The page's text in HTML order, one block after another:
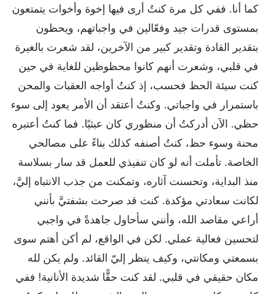
كما أنا. ففي كل مرة كنتُ أرى فيها إخوة وأخوات يتمتعون
بمستوى قدرات جيد وفعّالين في واجباتهم، ويحظون
بتقدير القادة وتقدير كبير من الآخرين، لقد شعرت بالغيرة
في قلبي، وشعرت أنهم كانوا محظوظين للغاية في حين
كنت سيئة الحظ فحسب، إذ كنتُ أواجه العقبات والمحن
باستمرار في واجباتي. وكنتُ أعتقد أن الأمر يعود إلى سوء
حظي. الآن أدركتُ أن منظوري كان عبثيًا. فما كنتُ أعتبره
محنة وسوء حظ، كنتُ أصنفه كذلك بناءً على مصالحي
الخاصة. تأملت أنه لو كان تنفيذي للعمل قد سار بسلاسة
منذ البداية، وتحسنت آثاره، وتمكنت من جذب الانتباه إليَّ،
لكانت سعادتي مؤكدة. كنت قد صرحت بشفتيَّ بأنني
أراعي مقاصد الله، وأنني سأحاول جاهدةً في واجبي
لتحسين فعالية عملي. لكن في الواقع، لم أكن أهتم سوى
بسمعتي ومكانتي، وكيف ينظر إليّ القائد. ولم يكن لله
مكان حقيقي في قلبي. لقد كنت حقًّا شديدة الأنانية! ففي